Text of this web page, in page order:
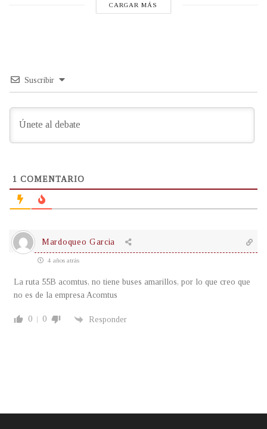
CARGAR MÁS
Suscribir
1 COMENTARIO
Mardoqueo Garcia
4 años atrás
La ruta 55B acomtus, no tiene buses amarillos, por lo que creo que
no es de la empresa Acomtus
0 0 Responder